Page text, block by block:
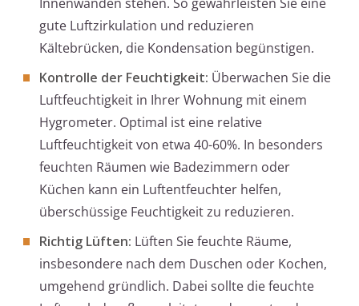
gute Luftzirkulation und reduzieren
Kältebrücken, die Kondensation begünstigen.
Kontrolle der Feuchtigkeit: Überwachen Sie die
Luftfeuchtigkeit in Ihrer Wohnung mit einem
Hygrometer. Optimal ist eine relative
Luftfeuchtigkeit von etwa 40-60%. In besonders
feuchten Räumen wie Badezimmern oder
Küchen kann ein Luftentfeuchter helfen,
überschüssige Feuchtigkeit zu reduzieren.
Richtig Lüften: Lüften Sie feuchte Räume,
insbesondere nach dem Duschen oder Kochen,
umgehend gründlich. Dabei sollte die feuchte